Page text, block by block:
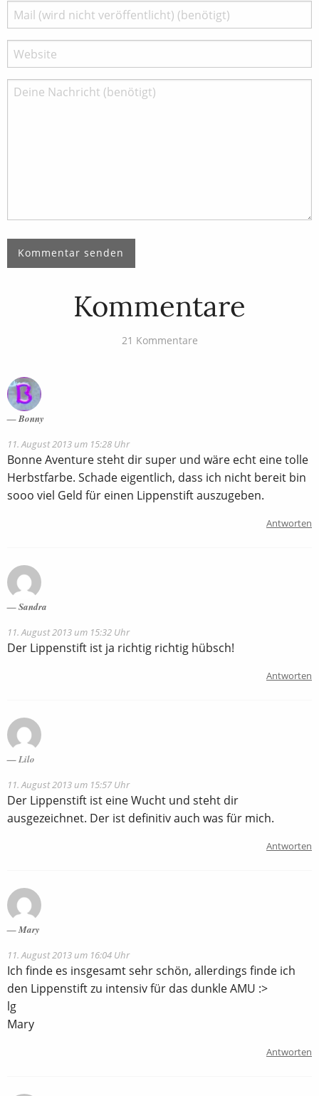
Kommentare
21 Kommentare
Bonny
11. August 2013 um 15:28 Uhr
Bonne Aventure steht dir super und wäre echt eine tolle
Herbstfarbe. Schade eigentlich, dass ich nicht bereit bin
sooo viel Geld für einen Lippenstift auszugeben.
Antworten
Sandra
11. August 2013 um 15:32 Uhr
Der Lippenstift ist ja richtig richtig hübsch!
Antworten
Lilo
11. August 2013 um 15:57 Uhr
Der Lippenstift ist eine Wucht und steht dir
ausgezeichnet. Der ist definitiv auch was für mich.
Antworten
Mary
11. August 2013 um 16:04 Uhr
Ich finde es insgesamt sehr schön, allerdings finde ich
den Lippenstift zu intensiv für das dunkle AMU :>
lg
Mary
Antworten